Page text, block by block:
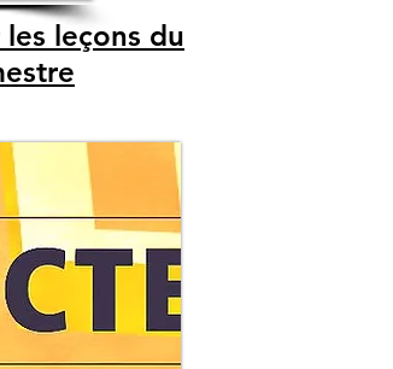
leçons du